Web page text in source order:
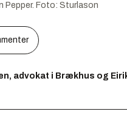
Pepper. Foto: Sturlason
advokat i Brækhus og